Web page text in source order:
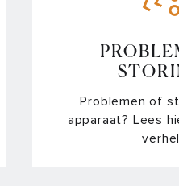
Problemen of
apparaat? Lees